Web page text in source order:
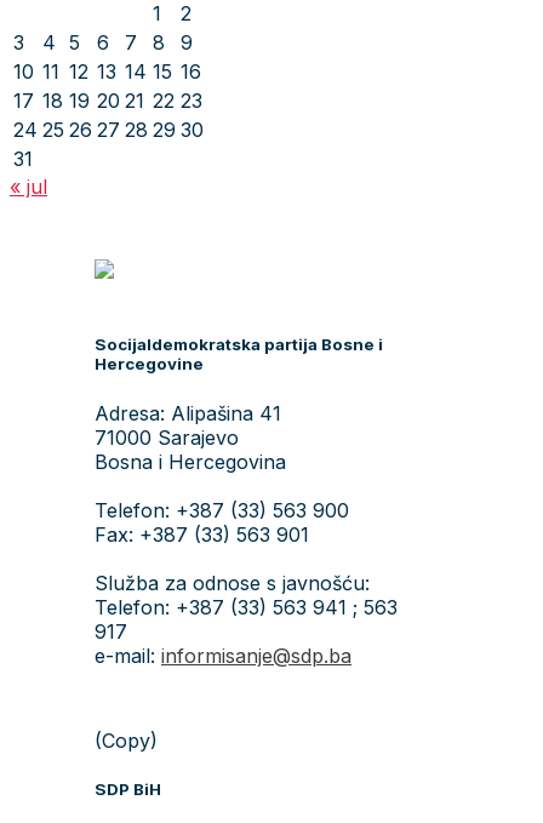
1
2
3
4 5 6 7 8
9
10 11 12 13 14 15 16
17 18 19 20 21 22 23
24 25 26 27 28 29 30
31
« jul
Socijaldemokratska partija Bosne i
Hercegovine
Adresa: Alipašina 41
71000 Sarajevo
Bosna i Hercegovina
Telefon: +387 (33) 563 900
Fax: +387 (33) 563 901
Služba za odnose s javnošću:
Telefon: +387 (33) 563 941 ; 563
917
e-mail: informisanje@sdp.ba
(Copy)
SDP BiH